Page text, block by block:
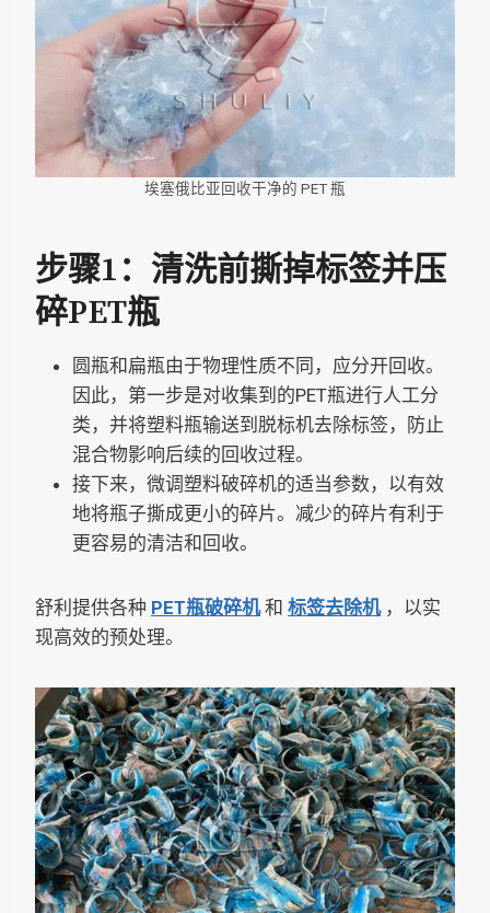
埃塞俄比亚回收干净的 PET 瓶
步骤1：清洗前撕掉标签并压
碎PET瓶
圆瓶和扁瓶由于物理性质不同，应分开回收。
因此，第一步是对收集到的PET瓶进行人工分
类，并将塑料瓶输送到脱标机去除标签，防止
混合物影响后续的回收过程。
接下来，微调塑料破碎机的适当参数，以有效
地将瓶子撕成更小的碎片。减少的碎片有利于
更容易的清洁和回收。
舒利提供各种 PET瓶破碎机和 标签去除机，以实
现高效的预处理。